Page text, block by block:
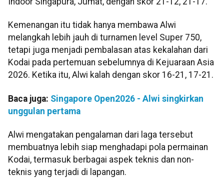
Kemenangan itu tidak hanya membawa Alwi
melangkah lebih jauh di turnamen level Super 750,
tetapi juga menjadi pembalasan atas kekalahan dari
Kodai pada pertemuan sebelumnya di Kejuaraan Asia
2026. Ketika itu, Alwi kalah dengan skor 16-21, 17-21.
Baca juga: Singapore Open2026 - Alwi singkirkan
unggulan pertama
Alwi mengatakan pengalaman dari laga tersebut
membuatnya lebih siap menghadapi pola permainan
Kodai, termasuk berbagai aspek teknis dan non-
teknis yang terjadi di lapangan.